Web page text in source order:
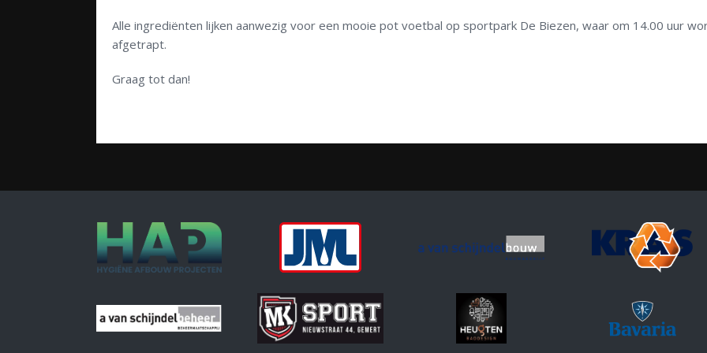
Alle ingrediënten lijken aanwezig voor een mooie pot voetbal op sportpark De Biezen, waar om 14.00 uur
afgetrapt.
Graag tot dan!